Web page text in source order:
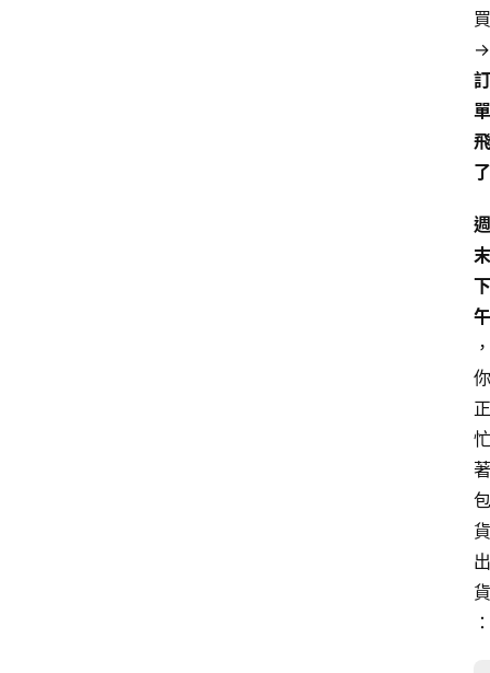
買
訂
單
飛
了
週
末
下
午
，
你
正
忙
著
包
貨
出
貨
：